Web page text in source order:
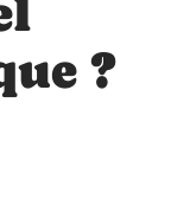
?